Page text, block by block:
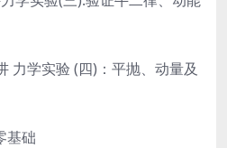
力学实验 (四)：平抛、动量及
基础